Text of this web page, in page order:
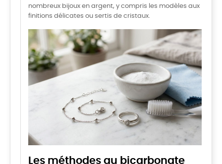
nombreux bijoux en argent, y compris les modèles aux
finitions délicates ou sertis de cristaux.
Les méthodes au bicarbonate